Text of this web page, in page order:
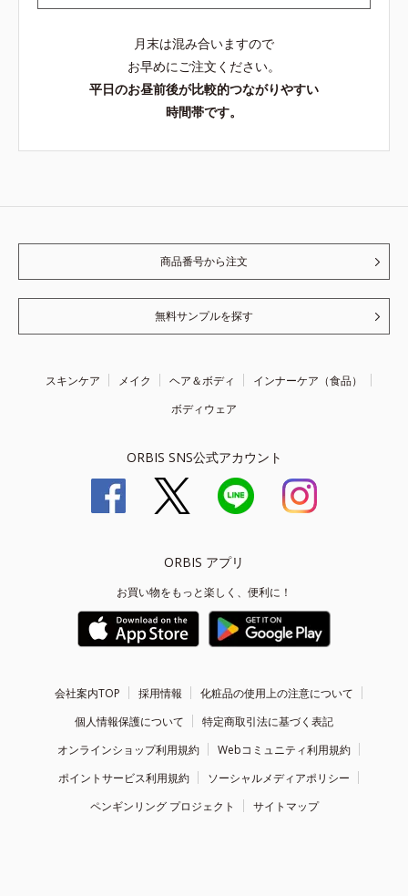
月末は混み合いますので
お早めにご注文ください。
平日のお昼前後が比較的つながりやすい
時間帯です。
商品番号から注文
無料サンプルを探す
スキンケア メイク ヘア＆ボディ
インナーケア（食品）
ボディウェア
ORBIS SNS公式アカウント
ORBIS アプリ
お買い物をもっと楽しく、便利に！
会社案内TOP 採用情報
化粧品の使用上の注意について
個人情報保護について
特定商取引法に基づく表記
オンラインショップ利用規約
Webコミュニティ利用規約
ポイントサービス利用規約
ソーシャルメディアポリシー
ペンギンリング プロジェクト
サイトマップ